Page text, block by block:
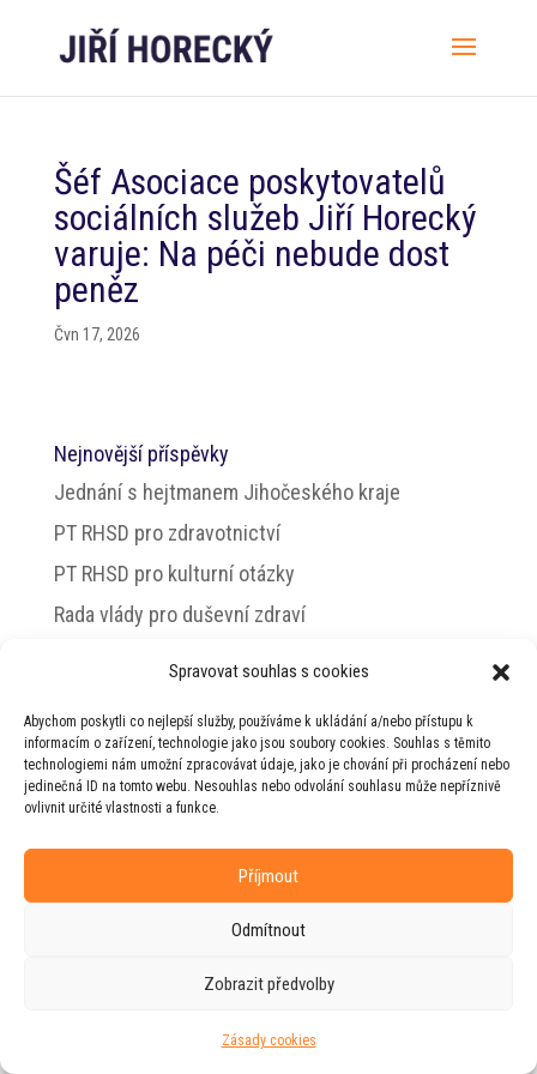
Spravovat souhlas s cookies
Abychom poskytli co nejlepší služby, používáme k ukládání a/nebo přístupu k
informacím o zařízení, technologie jako jsou soubory cookies. Souhlas s těmito
technologiemi nám umožní zpracovávat údaje, jako je chování při procházení nebo
jedinečná ID na tomto webu. Nesouhlas nebo odvolání souhlasu může nepříznivě
ovlivnit určité vlastnosti a funkce.
Příjmout
Odmítnout
Zobrazit předvolby
Zásady cookies
Šéf Asociace poskytovatelů
sociálních služeb Jiří Horecký
varuje: Na péči nebude dost
peněz
Čvn 17, 2026
Nejnovější příspěvky
Jednání s hejtmanem Jihočeského kraje
PT RHSD pro zdravotnictví
PT RHSD pro kulturní otázky
Rada vlády pro duševní zdraví
© 2026 Jiří Horecký – Osobní stránky Jiřího
Horeckého
Web vytvořila firma